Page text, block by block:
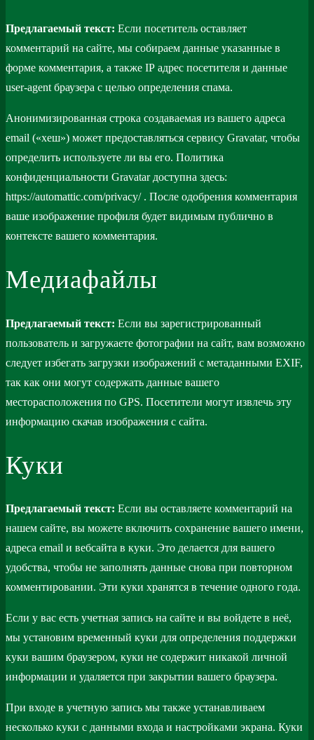
Предлагаемый текст: Если посетитель оставляет
комментарий на сайте, мы собираем данные указанные в
форме комментария, а также IP адрес посетителя и данные
user-agent браузера с целью определения спама.
Анонимизированная строка создаваемая из вашего адреса
email («хеш») может предоставляться сервису Gravatar, чтобы
определить используете ли вы его. Политика
конфиденциальности Gravatar доступна здесь:
https://automattic.com/privacy/ . После одобрения комментария
ваше изображение профиля будет видимым публично в
контексте вашего комментария.
Медиафайлы
Предлагаемый текст: Если вы зарегистрированный
пользователь и загружаете фотографии на сайт, вам возможно
следует избегать загрузки изображений с метаданными EXIF,
так как они могут содержать данные вашего
месторасположения по GPS. Посетители могут извлечь эту
информацию скачав изображения с сайта.
Куки
Предлагаемый текст: Если вы оставляете комментарий на
нашем сайте, вы можете включить сохранение вашего имени,
адреса email и вебсайта в куки. Это делается для вашего
удобства, чтобы не заполнять данные снова при повторном
комментировании. Эти куки хранятся в течение одного года.
Если у вас есть учетная запись на сайте и вы войдете в неё,
мы установим временный куки для определения поддержки
куки вашим браузером, куки не содержит никакой личной
информации и удаляется при закрытии вашего браузера.
При входе в учетную запись мы также устанавливаем
несколько куки с данными входа и настройками экрана. Куки